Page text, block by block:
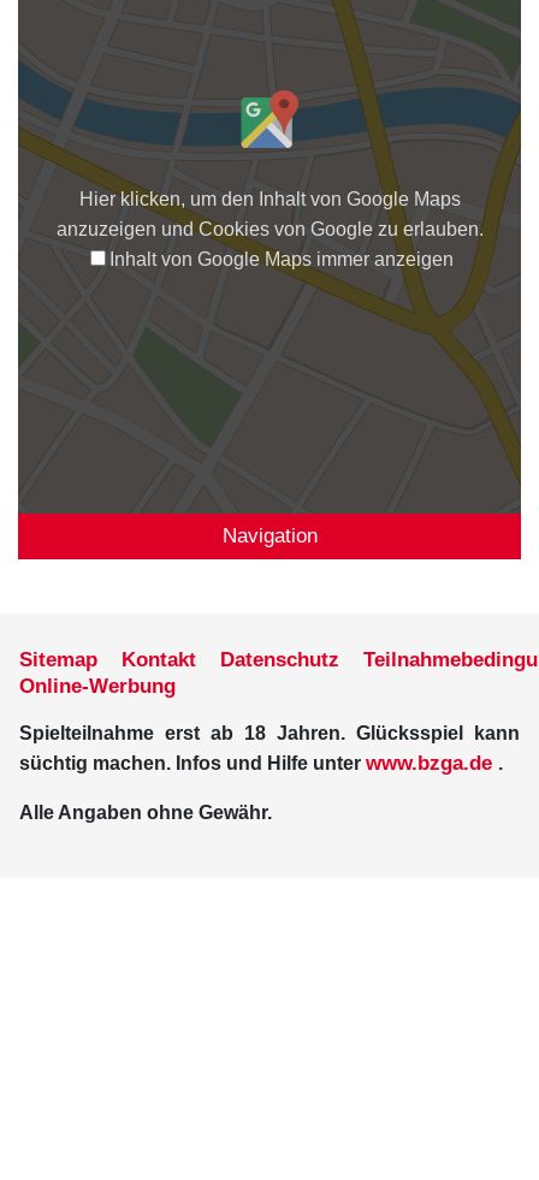
Hier klicken, um den Inhalt von Google Maps
anzuzeigen und Cookies von Google zu erlauben.
Inhalt von Google Maps immer anzeigen
Navigation
Sitemap Kontakt Datenschutz
Online-Werbung
Spielteilnahme erst ab 18 Jahren. Glücksspiel kann
süchtig machen. Infos und Hilfe unter www.bzga.de .
Alle Angaben ohne Gewähr.